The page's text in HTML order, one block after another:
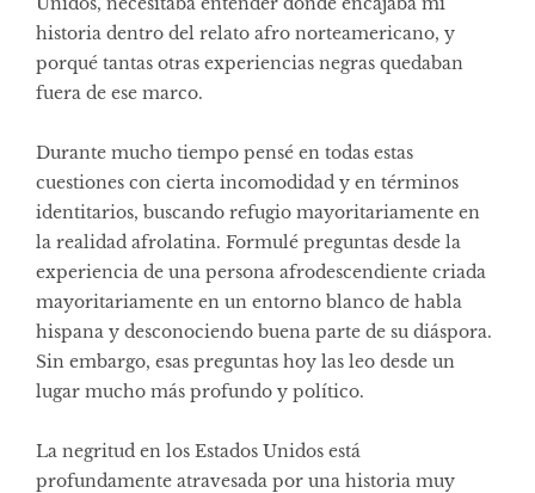
historia dentro del relato afro norteamericano, y
porqué tantas otras experiencias negras quedaban
fuera de ese marco.
Durante mucho tiempo pensé en todas estas
cuestiones con cierta incomodidad y en términos
identitarios, buscando refugio mayoritariamente en
la realidad afrolatina. Formulé preguntas desde la
experiencia de una persona afrodescendiente criada
mayoritariamente en un entorno blanco de habla
hispana y desconociendo buena parte de su diáspora.
Sin embargo, esas preguntas hoy las leo desde un
lugar mucho más profundo y político.
La negritud en los Estados Unidos está
profundamente atravesada por una historia muy